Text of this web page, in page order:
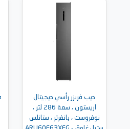
ديب فريزر رأسي ديجيتال
اريستون ، سعة 286 لتر ،
نوفروست ، بانفرتر ، ستانلس